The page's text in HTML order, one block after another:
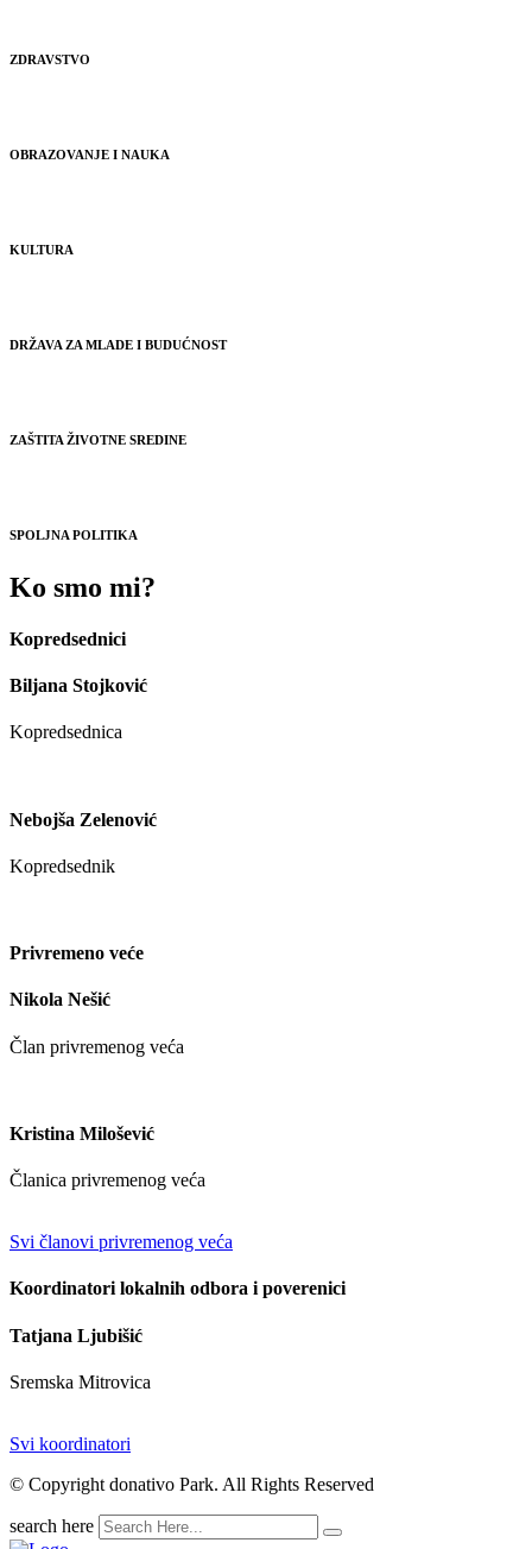
ZDRAVSTVO
OBRAZOVANJE I NAUKA
KULTURA
DRŽAVA ZA MLADE I BUDUĆNOST
ZAŠTITA ŽIVOTNE SREDINE
SPOLJNA POLITIKA
Ko smo mi?
Kopredsednici
Biljana Stojković
Kopredsednica
Nebojša Zelenović
Kopredsednik
Privremeno veće
Nikola Nešić
Član privremenog veća
Kristina Milošević
Članica privremenog veća
Svi članovi privremenog veća
Koordinatori lokalnih odbora i poverenici
Tatjana Ljubišić
Sremska Mitrovica
Svi koordinatori
© Copyright donativo Park. All Rights Reserved
search here